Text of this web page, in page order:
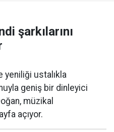
şarkılarını
yeniliği ustalıkla
geniş bir dinleyici
müzikal
açıyor.